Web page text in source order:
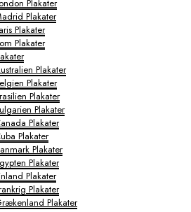
Plakater
Plakater
Plakater
Plakater
Plakater
Plakater
Plakater
Plakater
Plakater
Plakater
Plakater
Plakater
Plakater
Plakater
Plakater